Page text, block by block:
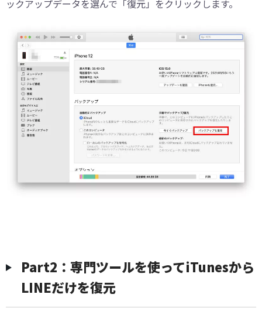
ックアップデータを選んで「復元」をクリックします。
Part2：専門ツールを使ってiTunesから
LINEだけを復元